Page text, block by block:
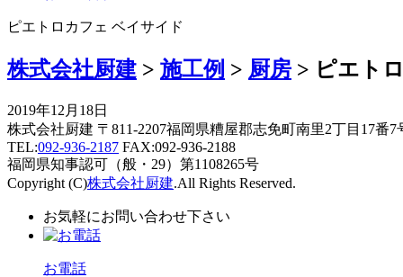
ピエトロカフェ ベイサイド
株式会社厨建 > 施工例 > 厨房 > ピエト
2019年12月18日
株式会社厨建 〒811-2207福岡県糟屋郡志免町南里2丁目17番7
TEL:092-936-2187 FAX:092-936-2188
福岡県知事認可（般・29）第1108265号
Copyright (C)株式会社厨建.All Rights Reserved.
お気軽にお問い合わせ下さい
お電話